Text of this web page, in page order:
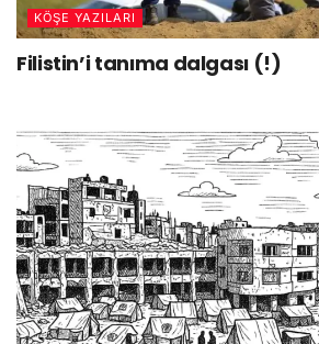
KÖŞE YAZILARI
Filistin’i tanıma dalgası (!)